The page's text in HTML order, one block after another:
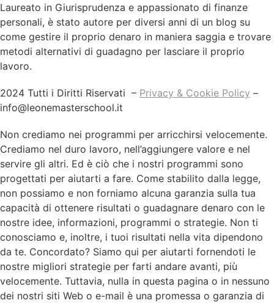
Laureato in Giurisprudenza e appassionato di finanze
personali, è stato autore per diversi anni di un blog su
come gestire il proprio denaro in maniera saggia e trovare
metodi alternativi di guadagno per lasciare il proprio
lavoro.
2024 Tutti i Diritti Riservati – Privacy & Cookie Policy –
info@leonemasterschool.it
Non crediamo nei programmi per arricchirsi velocemente.
Crediamo nel duro lavoro, nell’aggiungere valore e nel
servire gli altri. Ed è ciò che i nostri programmi sono
progettati per aiutarti a fare. Come stabilito dalla legge,
non possiamo e non forniamo alcuna garanzia sulla tua
capacità di ottenere risultati o guadagnare denaro con le
nostre idee, informazioni, programmi o strategie. Non ti
conosciamo e, inoltre, i tuoi risultati nella vita dipendono
da te. Concordato? Siamo qui per aiutarti fornendoti le
nostre migliori strategie per farti andare avanti, più
velocemente. Tuttavia, nulla in questa pagina o in nessuno
dei nostri siti Web o e-mail è una promessa o garanzia di